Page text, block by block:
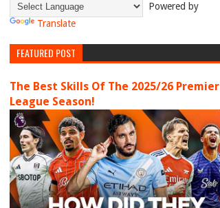
Powered by
Translate
FEATURED POST
The Best Skills Of The 2025/26 Premier
League Season!